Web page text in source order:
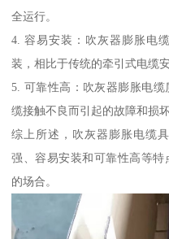
全运行。
4. 容易安装：吹灰器膨胀电
装，相比于传统的牵引式电缆
5. 可靠性高：吹灰器膨胀电
缆接触不良而引起的故障和损坏
综上所述，吹灰器膨胀电缆
强、容易安装和可靠性高等
的场合。